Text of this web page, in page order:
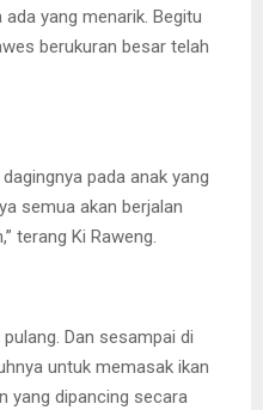
yang menarik. Begitu
berukuran besar telah
pada anak yang
semua akan berjalan
terang Ki Raweng.
Dan sesampai di
untuk memasak ikan
yang dipancing secara